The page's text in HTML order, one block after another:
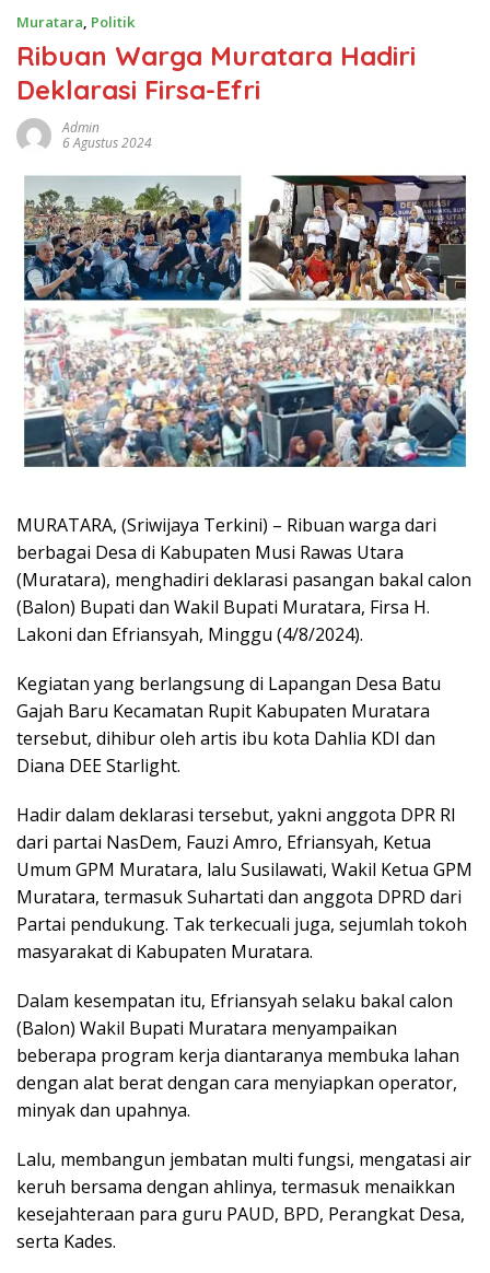
Muratara, Politik
Ribuan Warga Muratara Hadiri
Deklarasi Firsa-Efri
Admin
6 Agustus 2024
MURATARA, (Sriwijaya Terkini) – Ribuan warga dari
berbagai Desa di Kabupaten Musi Rawas Utara
(Muratara), menghadiri deklarasi pasangan bakal calon
(Balon) Bupati dan Wakil Bupati Muratara, Firsa H.
Lakoni dan Efriansyah, Minggu (4/8/2024).
Kegiatan yang berlangsung di Lapangan Desa Batu
Gajah Baru Kecamatan Rupit Kabupaten Muratara
tersebut, dihibur oleh artis ibu kota Dahlia KDI dan
Diana DEE Starlight.
Hadir dalam deklarasi tersebut, yakni anggota DPR RI
dari partai NasDem, Fauzi Amro, Efriansyah, Ketua
Umum GPM Muratara, lalu Susilawati, Wakil Ketua GPM
Muratara, termasuk Suhartati dan anggota DPRD dari
Partai pendukung. Tak terkecuali juga, sejumlah tokoh
masyarakat di Kabupaten Muratara.
Dalam kesempatan itu, Efriansyah selaku bakal calon
(Balon) Wakil Bupati Muratara menyampaikan
beberapa program kerja diantaranya membuka lahan
dengan alat berat dengan cara menyiapkan operator,
minyak dan upahnya.
Lalu, membangun jembatan multi fungsi, mengatasi air
keruh bersama dengan ahlinya, termasuk menaikkan
kesejahteraan para guru PAUD, BPD, Perangkat Desa,
serta Kades.